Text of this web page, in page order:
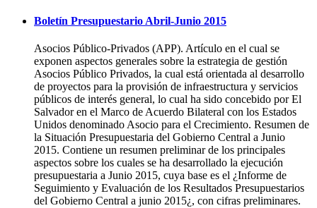
Boletín Presupuestario Abril-Junio 2015
Asocios Público-Privados (APP). Artículo en el cual se
exponen aspectos generales sobre la estrategia de gestión
Asocios Público Privados, la cual está orientada al desarrollo
de proyectos para la provisión de infraestructura y servicios
públicos de interés general, lo cual ha sido concebido por El
Salvador en el Marco de Acuerdo Bilateral con los Estados
Unidos denominado Asocio para el Crecimiento. Resumen de
la Situación Presupuestaria del Gobierno Central a Junio
2015. Contiene un resumen preliminar de los principales
aspectos sobre los cuales se ha desarrollado la ejecución
presupuestaria a Junio 2015, cuya base es el ¿Informe de
Seguimiento y Evaluación de los Resultados Presupuestarios
del Gobierno Central a junio 2015¿, con cifras preliminares.